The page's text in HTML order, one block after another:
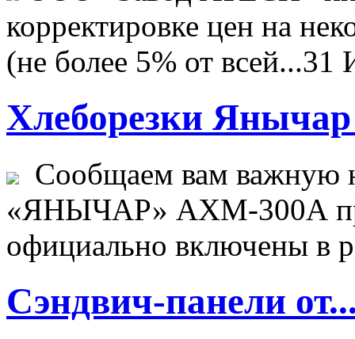
корректировке цен на
(не более 5% от всей...31
Хлеборезки Янычар
Сообщаем вам важную
«ЯНЫЧАР» АХМ-300А
официально включены в
Сэндвич-панели